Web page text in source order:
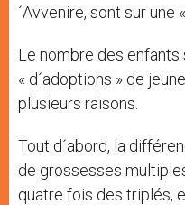
´Avvenire, sont sur une
Le nombre des
« d´adoptions » de
plusieurs raisons.
Tout d´abord, la
de grossesses
quatre fois des triplés,